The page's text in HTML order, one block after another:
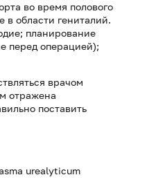
во время полового
области гениталий.
планирование
перед операцией);
врачом
отражена
поставить
urealyticum